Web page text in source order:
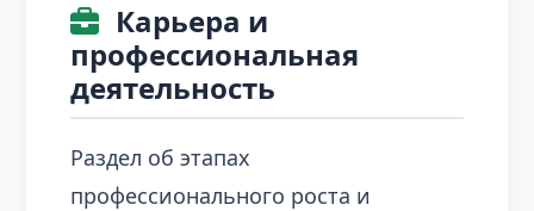
Карьера и
профессиональная
деятельность
Раздел об этапах
профессионального роста и